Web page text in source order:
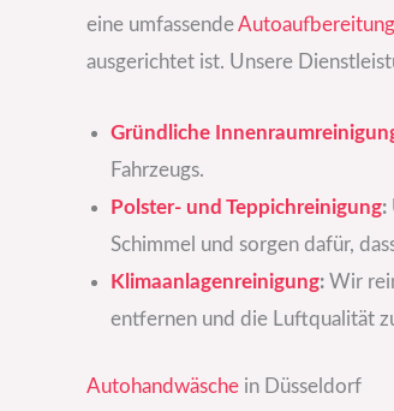
eine umfassendeAutoaufbereitung
ausgerichtet ist. Unsere
Gründliche
Fahrzeugs.
Polster- und Teppichreinigung:
Schimmel und sorgen dafür,
Klimaanlagenreinigung: Wir
entfernen und die Luftqualität
Autohandwäsche in Düsseldorf